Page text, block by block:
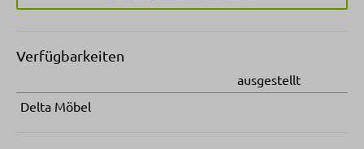
Verfügbarkeiten
ausgestellt
Delta Möbel